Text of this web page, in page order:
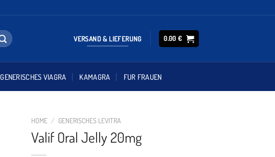
VERSAND & LIEFERUNG 0.00€
GENERISCHES VIAGRA KAMAGRA FUR FRAUEN
HOME / GENERISCHES LEVITRA
Valif Oral Jelly 20mg